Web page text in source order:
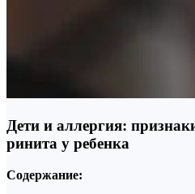
Дети и аллергия:
ринита у ребенка
Содержание: